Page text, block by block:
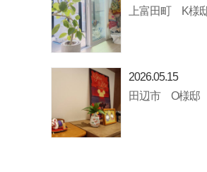
上富田町 K様
2026.05.15
田辺市 O様邸